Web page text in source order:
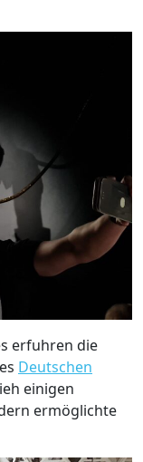
erfuhren die
Deutschen
einigen
ermöglichte